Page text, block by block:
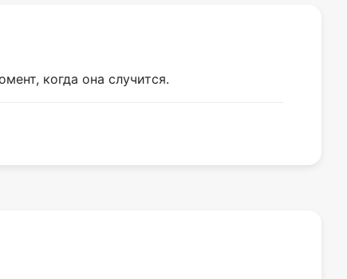
когда она случится.